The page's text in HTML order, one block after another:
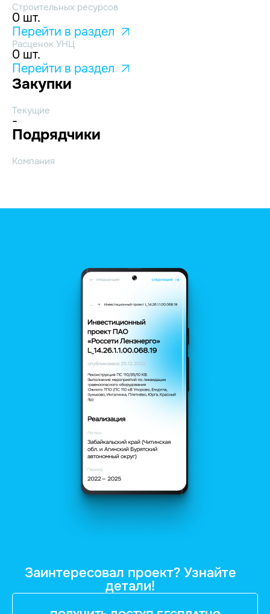
Строительных ресурсов
0 шт.
Перейти в раздел
Расценок УНЦ
0 шт.
Перейти в раздел
Закупки
Текущие
-
Подрядчики
Компания
Заинтересовал проект? Узнайте
детали!